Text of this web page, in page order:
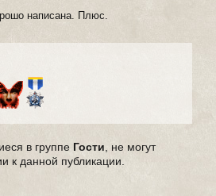
написана. Плюс.
в группе Гости , не могут
к данной публикации.